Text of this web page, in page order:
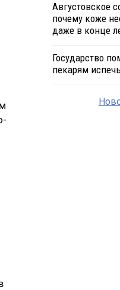
Августовское
почему коже
даже в конце
Государство
пекарям